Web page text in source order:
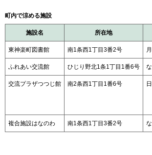
町内で涼める施設
施設名 所在地
東神楽町図書館 南1条西1丁目3番2号
ふれあい交流館 ひじり野北1条1丁目1番6号
交流プラザつつじ館 南2条西1丁目1番6号
複合施設はなのわ 南1条西1丁目3番2号